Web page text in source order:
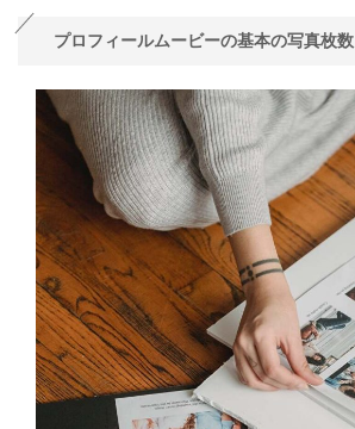
プロフィールムービーの基本の写真枚数